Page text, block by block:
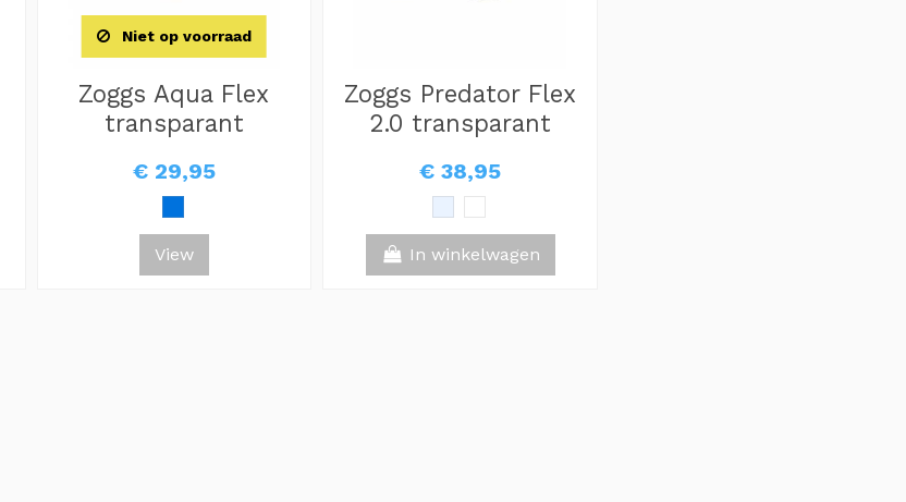
Niet op voorraad
Zoggs Aqua Flex
transparant
€ 29,95
View
Zoggs Predator Flex
2.0 transparant
€ 38,95
In winkelwagen